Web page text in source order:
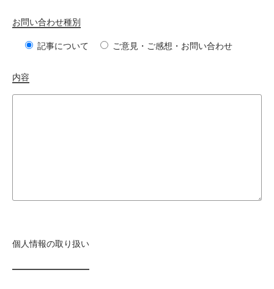
お問い合わせ種別
記事について ご意見・ご感想・お問い合わせ
内容
個人情報の取り扱い